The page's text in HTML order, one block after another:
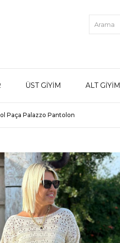
ÜST GİYİM ALT GİYİM
Paça Palazzo Pantolon